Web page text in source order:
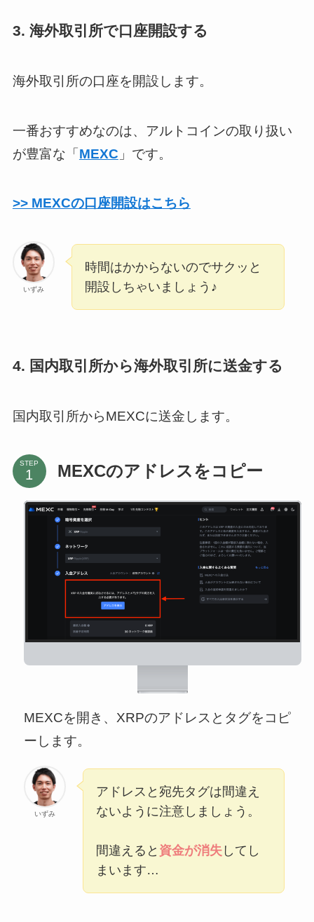
3. 海外取引所で口座開設する
海外取引所の口座を開設します。
一番おすすめなのは、アルトコインの取り扱い
が豊富な「MEXC 」です。
>> MEXCの口座開設はこちら
いずみ
時間はかからないのでサクッと
開設しちゃいましょう♪
4. 国内取引所から海外取引所に送金する
国内取引所からMEXCに送金します。
STEP MEXCのアドレスをコピー
MEXCを開き、XRPのアドレスとタグをコピ
ーします。
いずみ
アドレスと宛先タグは間違え
ないように注意しましょう。
間違えると 資金が消失してし
まいます…